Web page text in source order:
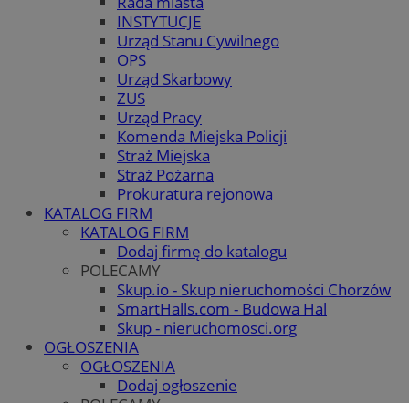
INSTYTUCJE
Urząd Stanu Cywilnego
OPS
Urząd Skarbowy
ZUS
Urząd Pracy
Komenda Miejska Policji
Straż Miejska
Straż Pożarna
Prokuratura rejonowa
KATALOG FIRM
KATALOG FIRM
Dodaj firmę do katalogu
POLECAMY
Skup.io - Skup nieruchomości Chorzów
SmartHalls.com - Budowa Hal
Skup - nieruchomosci.org
OGŁOSZENIA
OGŁOSZENIA
Dodaj ogłoszenie